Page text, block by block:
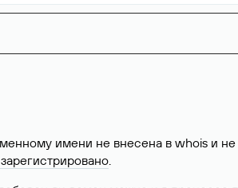
имени не внесена в whois и не
.